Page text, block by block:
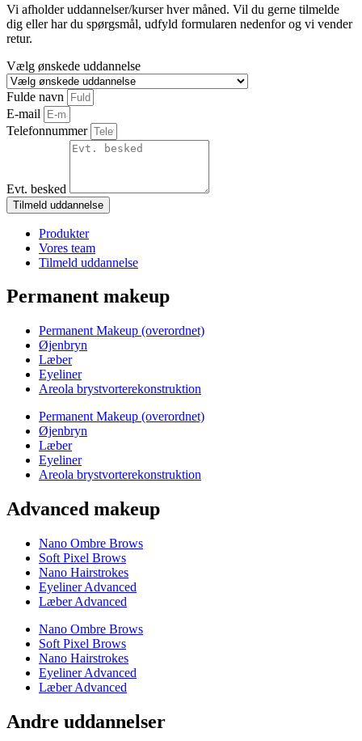
Vi afholder uddannelser/kurser hver måned. Vil du gerne tilmelde
dig eller har du spørgsmål, udfyld formularen nedenfor og vi vender
retur.
Vælg ønskede uddannelse
Fulde navn
E-mail
Telefonnummer
Evt. besked
Tilmeld uddannelse
Produkter
Vores team
Tilmeld uddannelse
Permanent makeup
Permanent Makeup (overordnet)
Øjenbryn
Læber
Eyeliner
Areola brystvorterekonstruktion
Permanent Makeup (overordnet)
Øjenbryn
Læber
Eyeliner
Areola brystvorterekonstruktion
Advanced makeup
Nano Ombre Brows
Soft Pixel Brows
Nano Hairstrokes
Eyeliner Advanced
Læber Advanced
Nano Ombre Brows
Soft Pixel Brows
Nano Hairstrokes
Eyeliner Advanced
Læber Advanced
Andre uddannelser